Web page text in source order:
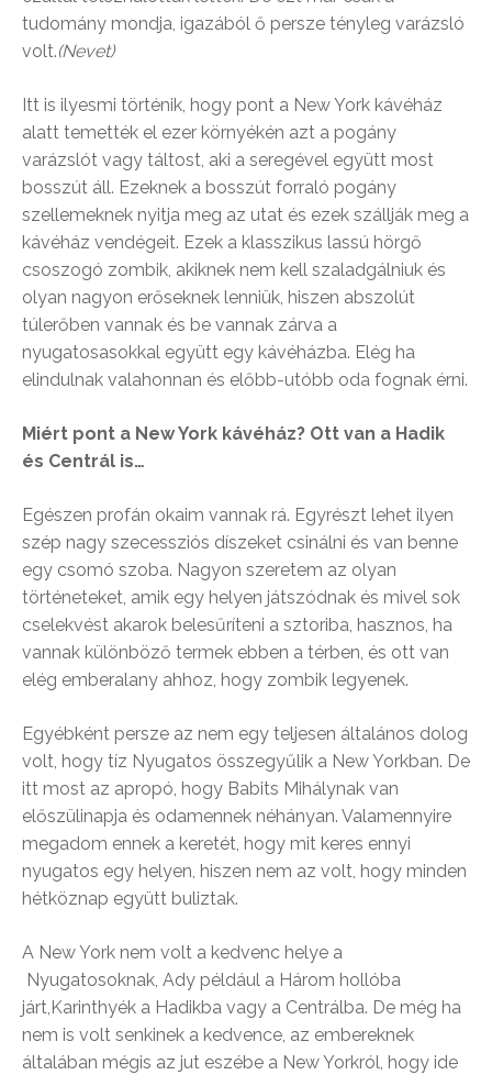
tudomány mondja, igazából ő persze tényleg varázsló
volt.(Nevet)
Itt is ilyesmi történik, hogy pont a New York kávéház
alatt temették el ezer környékén azt a pogány
varázslót vagy táltost, aki a seregével együtt most
bosszút áll. Ezeknek a bosszút forraló pogány
szellemeknek nyitja meg az utat és ezek szállják meg a
kávéház vendégeit. Ezek a klasszikus lassú hörgő
csoszogó zombik, akiknek nem kell szaladgálniuk és
olyan nagyon erőseknek lenniük, hiszen abszolút
túlerőben vannak és be vannak zárva a
nyugatosasokkal együtt egy kávéházba. Elég ha
elindulnak valahonnan és előbb-utóbb oda fognak érni.
Miért pont a New York kávéház? Ott van a Hadik
és Centrál is…
Egészen profán okaim vannak rá. Egyrészt lehet ilyen
szép nagy szecessziós díszeket csinálni és van benne
egy csomó szoba. Nagyon szeretem az olyan
történeteket, amik egy helyen játszódnak és mivel sok
cselekvést akarok belesűríteni a sztoriba, hasznos, ha
vannak különböző termek ebben a térben, és ott van
elég emberalany ahhoz, hogy zombik legyenek.
Egyébként persze az nem egy teljesen általános dolog
volt, hogy tíz Nyugatos összegyűlik a New Yorkban. De
itt most az apropó, hogy Babits Mihálynak van
előszülinapja és odamennek néhányan. Valamennyire
megadom ennek a keretét, hogy mit keres ennyi
nyugatos egy helyen, hiszen nem az volt, hogy minden
hétköznap együtt buliztak.
A New York nem volt a kedvenc helye a
Nyugatosoknak, Ady például a Három hollóba
járt,Karinthyék a Hadikba vagy a Centrálba. De még ha
nem is volt senkinek a kedvence, az embereknek
általában mégis az jut eszébe a New Yorkról, hogy ide